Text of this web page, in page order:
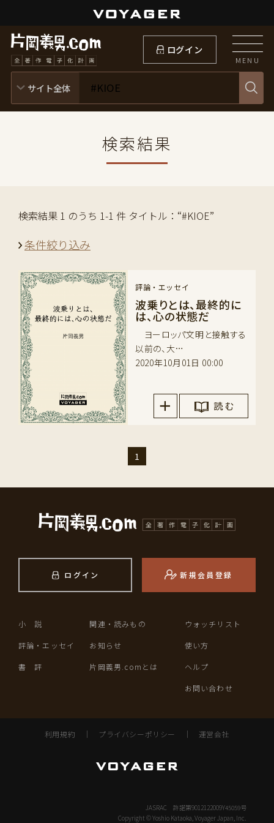
ログイン
MENU
検索結果
検索結果 1 のうち 1-1 件 タイトル：“#KIOE”
条件絞り込み
評論・エッセイ
波乗りとは、最終的に
は、心の状態だ
ヨーロッパ文明と接触する
以前の、大…
2020年10月01日 00:00
読 む
1
ログイン 新規会員登録
小 説
評論・エッセイ
書 評
関連・読みもの
お知らせ
片岡義男.comとは
ウォッチリスト
使い方
ヘルプ
お問い合わせ
利用規約 ｜ プライバシーポリシー ｜ 運営会社
JASRAC 許諾第9012122009Y45059号
Copyright © Yoshio Kataoka, Voyager Japan, Inc.